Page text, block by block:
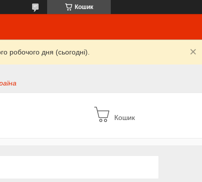
Кошик
робочого дня (сьогодні).
Кошик